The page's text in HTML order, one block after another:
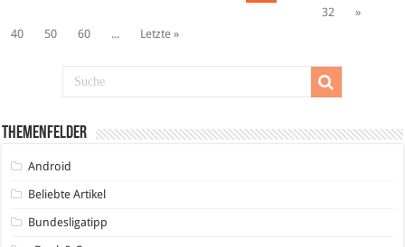
32
»
40
50 60 ... Letzte »
Themenfelder
Android
Beliebte Artikel
Bundesligatipp